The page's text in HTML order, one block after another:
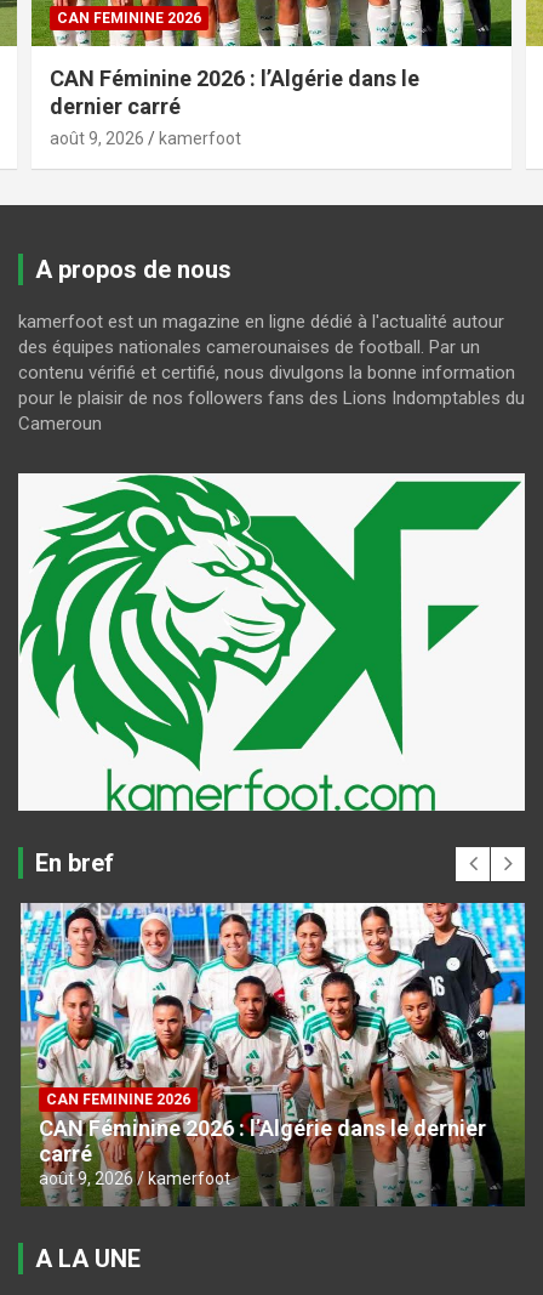
CAN FEMININE 2026
CAN Féminine 2026 : l’Algérie dans le
dernier carré
août 9, 2026 kamerfoot
A propos de nous
kamerfoot est un magazine en ligne dédié à l'actualité autour
des équipes nationales camerounaises de football. Par un
contenu vérifié et certifié, nous divulgons la bonne information
pour le plaisir de nos followers fans des Lions Indomptables du
Cameroun
En bref
CAN FEMININE 2026
CAN Féminine 2026 : l’Algérie dans le dernier
carré
août 9, 2026 kamerfoot
A LA UNE